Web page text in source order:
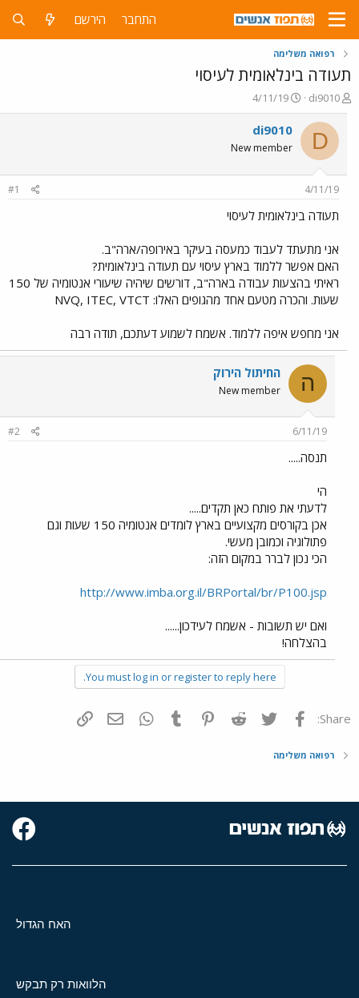
התחבר הירשם
רפואה משלימה
תעודה בינלאומית לעיסוי
פ
ו
ת
ח
ה
ו
ש
א
di9010
פ
ו
ר
ם
ר
4/11/19
D
di9010
New member
4/11/19
#1
תעודה בינלאומית לעיסוי
אני מתעתד לעבוד כמעסה בעיקר באירופה/ארה"ב.
האם אפשר ללמוד בארץ עיסוי עם תעודה בינלאומית?
ראיתי בהצעות עבודה בארה"ב, דורשים שיהיה שיעורי אנטומיה של 150
שעות. והכרה מטעם אחד מהגופים האלו: NVQ, ITEC, VTCT
אני מחפש איפה ללמוד. אשמח לשמוע דעתכם, תודה רבה
ה החיתול הירוק
New member
6/11/19
#2
תנסה.....
הי
לדעתי את פותח כאן תקדים.....
אכן בקורסים מקצועיים בארץ לומדים אנטומיה 150 שעות וגם
פתולוגיה וכמובן מעשי.
הכי נכון לברר במקום הזה:
http://www.imba.org.il/BRPortal/br/P100.jsp
ואם יש תשובות - אשמח לעידכון......
בהצלחה!
You must log in or register to reply here.
Share: פייסבוק Twitter
Reddit
Pinterest
Tumblr
WhatsAppדואר אלקטרוני
רפואה משלימה
האח הגדול
הלוואות רק תבקש